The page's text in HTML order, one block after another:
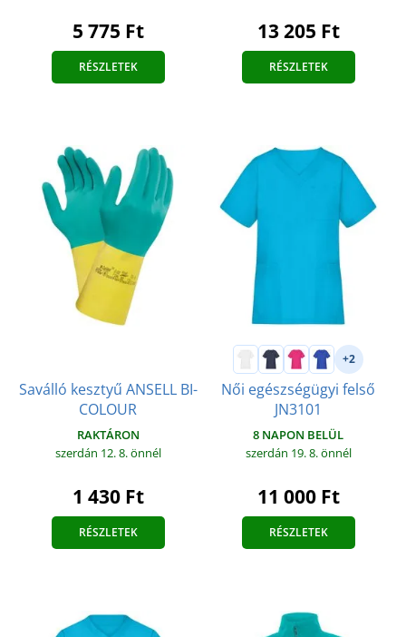
5 775 Ft
RÉSZLETEK
13 205 Ft
RÉSZLETEK
Saválló kesztyű ANSELL BI-
COLOUR
RAKTÁRON
szerdán 12. 8.önnél
1 430 Ft
RÉSZLETEK
+2
Női egészségügyi felső
JN3101
8 NAPON BELÜL
szerdán 19. 8.önnél
11 000 Ft
RÉSZLETEK